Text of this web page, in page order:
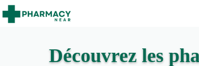
Découvrez les